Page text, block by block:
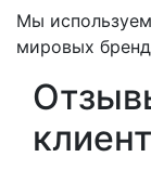
Мы
мировых